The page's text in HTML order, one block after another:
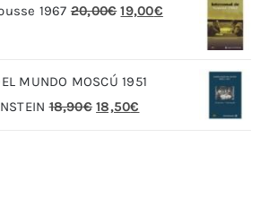
era:
es:
1967 20,00€ El
era:
20,00€.
19,00€El
MUNDO MOSCÚ 1951
18,90€ El
18,50€